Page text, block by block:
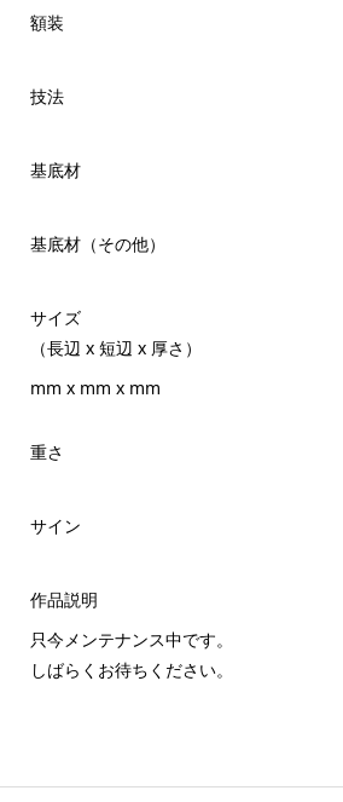
額装
技法
基底材
基底材（その他）
サイズ
（長辺 x 短辺 x 厚さ）
mm x mm x mm
重さ
サイン
作品説明
只今メンテナンス中です。
しばらくお待ちください。